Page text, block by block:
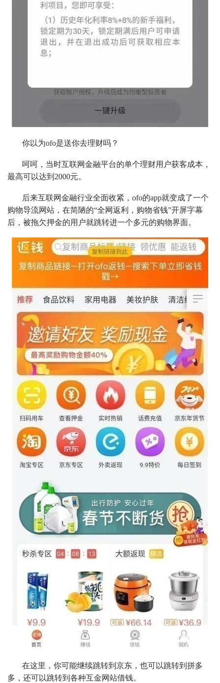
你以为ofo是送你去理财吗？
呵呵，当时互联网金融平台的单个理财用户获客成本，
最高可以达到2000元。
后来互联网金融行业全面收紧，ofo的app就变成了一个
购物导流网站，在简陋的“全网返利，购物省钱”开屏字幕
后，被拖欠押金的用户就跳转进一个多元的购物界面。
在这里，你可能继续跳转到京东，也可以跳转到拼多
多，还可以跳转到各种互金网站借钱。